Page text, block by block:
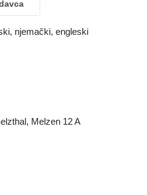
njemački, engleski
Melzen 12 A